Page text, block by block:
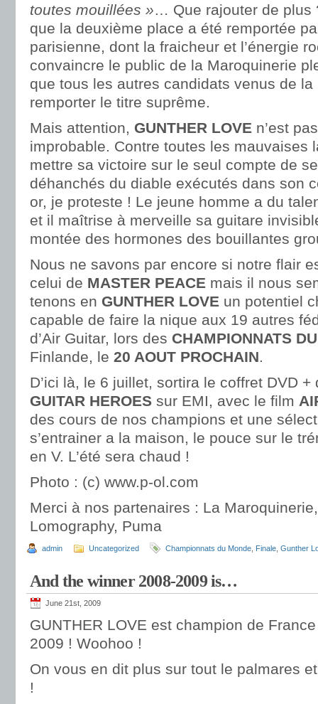
toutes mouillées »… Que rajouter de plus
que la deuxième place a été remportée
parisienne, dont la fraicheur et l’énergie
convaincre le public de la Maroquinerie
que tous les autres candidats venus de
remporter le titre suprême.
Mais attention, GUNTHER LOVE n’est
improbable. Contre toutes les mauvaises
mettre sa victoire sur le seul compte de
déhanchés du diable exécutés dans son
or, je proteste ! Le jeune homme a du
et il maîtrise à merveille sa guitare
montée des hormones des bouillantes
Nous ne savons par encore si notre flair
celui de MASTER PEACE mais il nous
tenons en GUNTHER LOVE un potentiel
capable de faire la nique aux 19 autres
d’Air Guitar, lors des CHAMPIONNATS
Finlande, le 20 AOUT PROCHAIN.
D’ici là, le 6 juillet, sortira le coffret DVD
GUITAR HEROES sur EMI, avec le film
des cours de nos champions et une
s’entrainer a la maison, le pouce sur le
en V. L’été sera chaud !
Photo : (c) www.p-ol.com
Merci à nos partenaires : La
Lomography, Puma
admin Uncategorized Championnats du Monde Finale Gunther
And the winner 2008-2009 is…
June 21st, 2009
GUNTHER LOVE est champion de
2009 ! Woohoo !
On vous en dit plus sur tout le palmares
!